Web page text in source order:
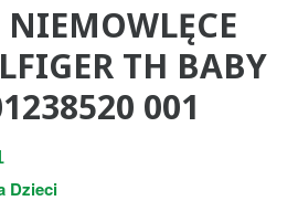
NIEMOWLĘCE
TH BABY
001
Dzieci